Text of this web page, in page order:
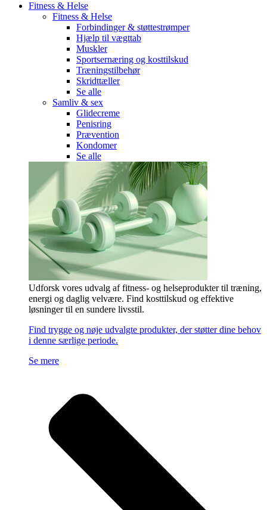
Fitness & Helse
Fitness & Helse
Forbindinger & støttestrømper
Hjælp til vægttab
Muskler
Sportsernæring og kosttilskud
Træningstilbehør
Skridttæller
Se alle
Samliv & sex
Glidecreme
Penisring
Prævention
Kondomer
Se alle
Udforsk vores udvalg af fitness- og helseprodukter til træning,
energi og daglig velvære. Find kosttilskud og effektive
løsninger til en sundere livsstil.
Find trygge og nøje udvalgte produkter, der støtter dine behov
i denne særlige periode.
Se mere